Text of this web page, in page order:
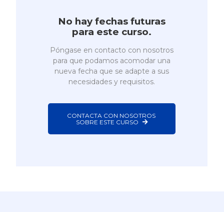
No hay fechas futuras
para este curso.
Póngase en contacto con nosotros
para que podamos acomodar una
nueva fecha que se adapte a sus
necesidades y requisitos.
CONTACTA CON NOSOTROS
SOBRE ESTE CURSO